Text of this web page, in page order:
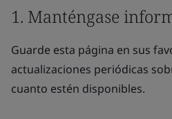
1. Manténgase
Guarde esta página en sus
actualizaciones periódicas
cuanto estén disponibles.